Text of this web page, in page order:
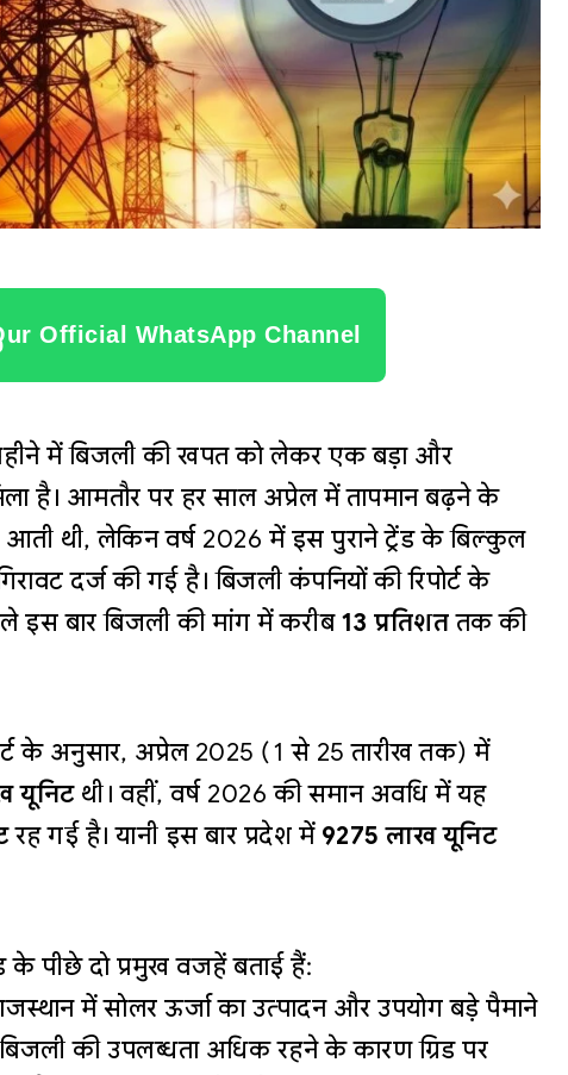
Official WhatsApp Channel
में बिजली की खपत को लेकर एक बड़ा और
है। आमतौर पर हर साल अप्रेल में तापमान बढ़ने के
थी, लेकिन वर्ष 2026 में इस पुराने ट्रेंड के बिल्कुल
दर्ज की गई है। बिजली कंपनियों की रिपोर्ट के
इस बार बिजली की मांग में करीब13 प्रतिशततक की
के अनुसार, अप्रेल 2025 (1 से 25 तारीख तक) में
यूनिटथी। वहीं, वर्ष 2026 की समान अवधि में यह
रह गई है। यानी इस बार प्रदेश में 9275 लाख यूनिट
के पीछे दो प्रमुख वजहें बताई हैं:
में सोलर ऊर्जा का उत्पादन और उपयोग बड़े पैमाने
की उपलब्धता अधिक रहने के कारण ग्रिड पर